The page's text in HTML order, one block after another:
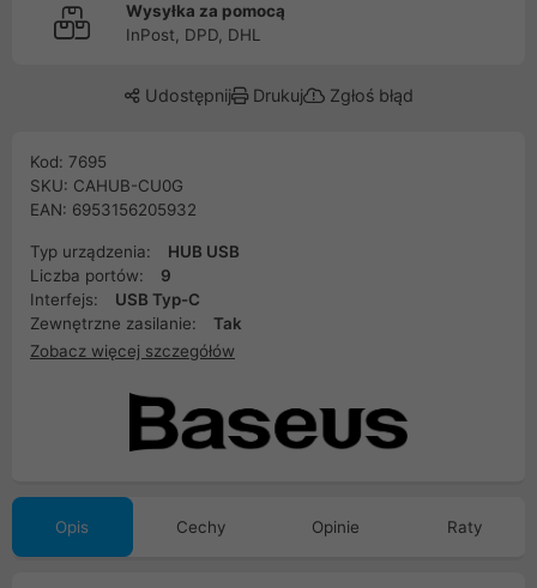
Wysyłka za pomocą
InPost, DPD, DHL
Udostępnij Drukuj Zgłoś błąd
Kod: 7695
SKU: CAHUB-CU0G
EAN: 6953156205932
Typ urządzenia:
HUB USB
Liczba portów:
9
Interfejs:
USB Typ-C
Zewnętrzne zasilanie:
Tak
Zobacz więcej szczegółów
Opis Cechy Opinie Raty